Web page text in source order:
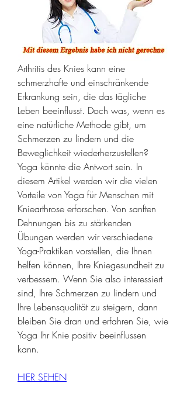
Arthritis des Knies kann eine
schmerzhafte und einschränkende
Erkrankung sein, die das tägliche
Leben beeinflusst. Doch was, wenn es
eine natürliche Methode gibt, um
Schmerzen zu lindern und die
Beweglichkeit wiederherzustellen?
Yoga könnte die Antwort sein. In
diesem Artikel werden wir die vielen
Vorteile von Yoga für Menschen mit
Kniearthrose erforschen. Von sanften
Dehnungen bis zu stärkenden
Übungen werden wir verschiedene
Yoga-Praktiken vorstellen, die Ihnen
helfen können, Ihre Kniegesundheit zu
verbessern. Wenn Sie also interessiert
sind, Ihre Schmerzen zu lindern und
Ihre Lebensqualität zu steigern, dann
bleiben Sie dran und erfahren Sie, wie
Yoga Ihr Knie positiv beeinflussen
kann.
HIER SEHEN